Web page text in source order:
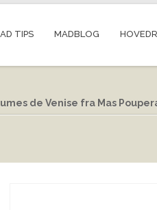
TIPS MADBLOG
de Venise fra Mas